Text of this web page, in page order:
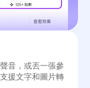
音，或丟一張參
援文字和圖片轉